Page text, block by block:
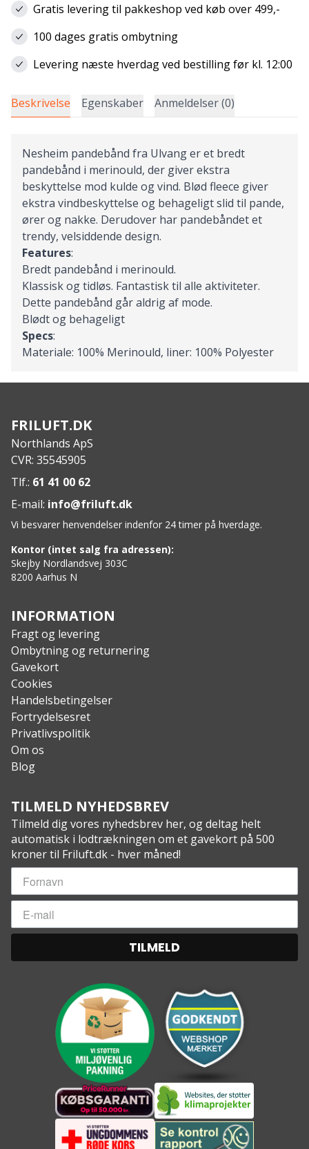
Gratis levering til pakkeshop ved køb over 499,-
100 dages gratis ombytning
Levering næste hverdag ved bestilling før kl. 12:00
Beskrivelse Egenskaber Anmeldelser (0)
Nesheim pandebånd fra Ulvang er et bredt
pandebånd i merinould, der giver ekstra
beskyttelse mod kulde og vind. Blød fleece giver
ekstra vindbeskyttelse og behageligt slid til pande,
ører og nakke. Derudover har pandebåndet et
trendy, velsiddende design.
Features:
Bredt pandebånd i merinould.
Klassisk og tidløs. Fantastisk til alle aktiviteter.
Dette pandebånd går aldrig af mode.
Blødt og behageligt
Specs:
Materiale: 100% Merinould, liner: 100% Polyester
FRILUFT.DK
Northlands ApS
CVR: 35545905
Tlf.: 61 41 00 62
E-mail: info@friluft.dk
Vi besvarer henvendelser indenfor 24 timer på hverdage.
Kontor (intet salg fra adressen):
Skejby Nordlandsvej 303C
8200 Aarhus N
INFORMATION
Fragt og levering
Ombytning og returnering
Gavekort
Cookies
Handelsbetingelser
Fortrydelsesret
Privatlivspolitik
Om os
Blog
TILMELD NYHEDSBREV
Tilmeld dig vores nyhedsbrev her, og deltag helt
automatisk i lodtrækningen om et gavekort på 500
kroner til Friluft.dk - hver måned!
TILMELD